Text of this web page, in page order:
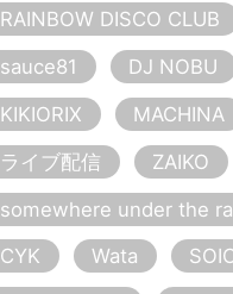
RAINBOW DISCO CLUB
sauce81
DJ NOBU
KIKIORIX
MACHINA
ライブ配信
ZAIKO
somewhere under the
CYK
Wata